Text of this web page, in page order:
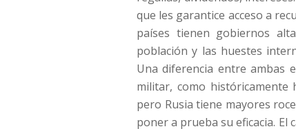
que les garantice acceso a
países tienen gobiernos
población y las huestes
Una diferencia entre ambas
militar, como históricamente
pero Rusia tiene mayores
poner a prueba su eficacia. El